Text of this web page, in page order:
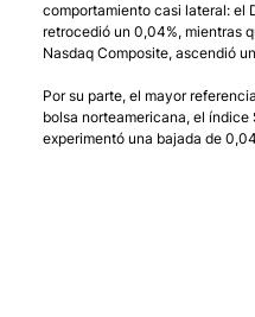
comportamiento casi lateral: el
retrocedió un 0,04%, mientras
Nasdaq Composite, ascendió
Por su parte, el mayor
bolsa norteamericana, el índice
experimentó una bajada de